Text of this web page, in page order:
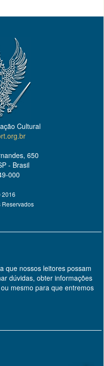
Cultural
650
- Brasil
000
2016
Reservados
que nossos leitores possam
dúvidas, obter informações
mesmo para que entremos